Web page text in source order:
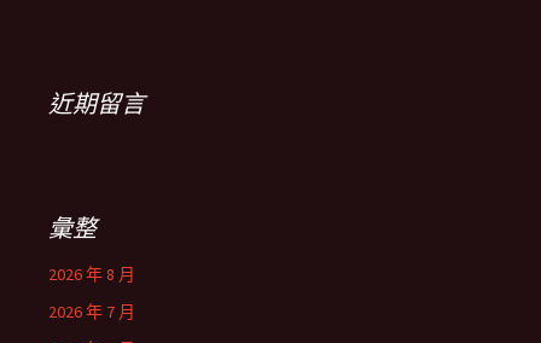
近期留言
彙整
2026 年 8 月
2026 年 7 月